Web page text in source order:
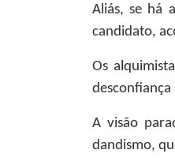
Aliás, se há
candidato,
Os
desconfiança
A visão
dandismo,